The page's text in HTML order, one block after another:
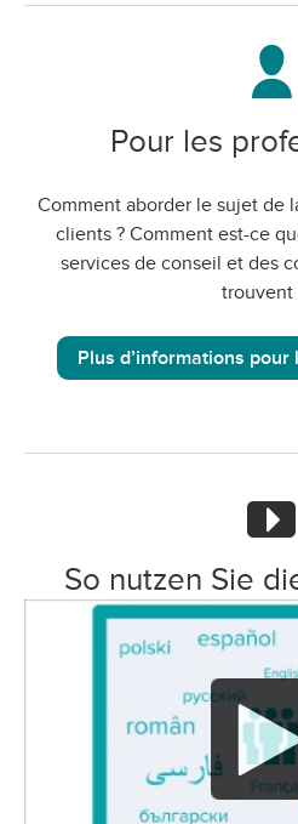
Pour les
Comment aborder le sujet de
clients ? Comment est-ce
services de conseil et des
trouvent
Plus d’informations
So nutzen Sie